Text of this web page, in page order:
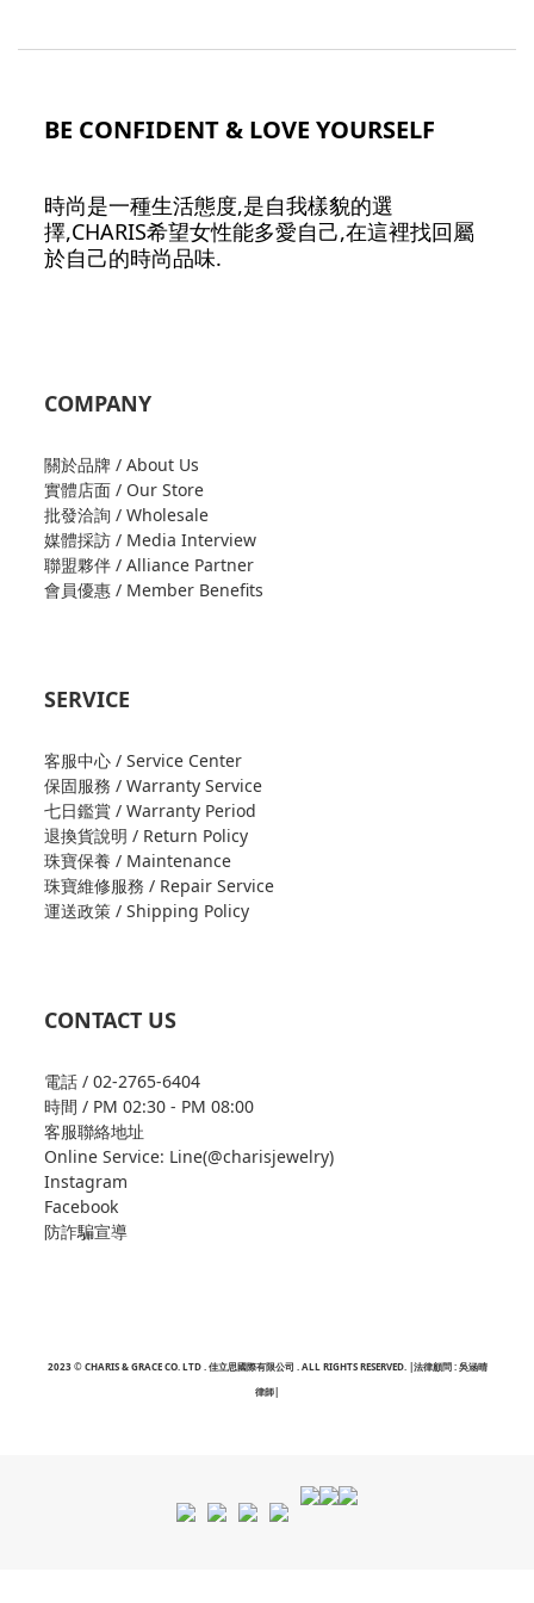
BE CONFIDENT & LOVE YOURSELF
時尚是一種生活態度,是自我樣貌的選
擇,CHARIS希望女性能多愛自己,在這裡找回屬
於自己的時尚品味.
COMPANY
關於品牌 / About Us
實體店面 / Our Store
批發洽詢 / Wholesale
媒體採訪 / Media Interview
聯盟夥伴 / Alliance Partner
會員優惠 / Member Benefits
SERVICE
客服中心 / Service Center
保固服務 / Warranty Service
七日鑑賞 / Warranty Period
退換貨說明 / Return Policy
珠寶保養 / Maintenance
珠寶維修服務 / Repair Service
運送政策 / Shipping Policy
CONTACT US
電話 / 02-2765-6404
時間 / PM 02:30 - PM 08:00
客服聯絡地址
Online Service: Line(@charisjewelry)
Instagram
Facebook
防詐騙宣導
2023 © CHARIS & GRACE CO. LTD . 佳立思國際有限公司 . ALL RIGHTS RESERVED. |法律顧問 : 吳涵晴
律師|